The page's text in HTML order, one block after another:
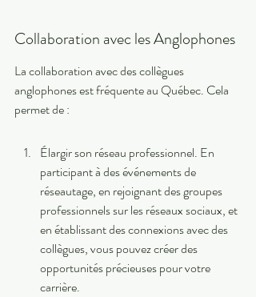
Collaboration avec les Anglophones
La collaboration avec des collègues
anglophones est fréquente au Québec. Cela
permet de :
Élargir son réseau professionnel. En
participant à des événements de
réseautage, en rejoignant des groupes
professionnels sur les réseaux sociaux, et
en établissant des connexions avec des
collègues, vous pouvez créer des
opportunités précieuses pour votre
carrière.